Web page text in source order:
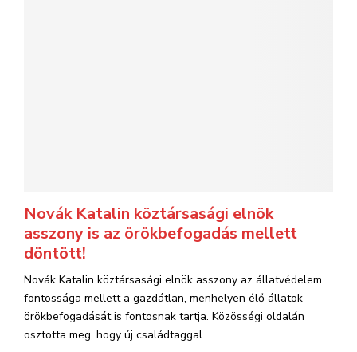
Novák Katalin köztársasági elnök
asszony is az örökbefogadás mellett
döntött!
Novák Katalin köztársasági elnök asszony az állatvédelem
fontossága mellett a gazdátlan, menhelyen élő állatok
örökbefogadását is fontosnak tartja. Közösségi oldalán
osztotta meg, hogy új családtaggal...